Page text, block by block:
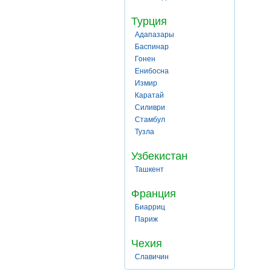
Турция
Адапазары
Баспинар
Гонен
Енибосна
Измир
Каратай
Силиври
Стамбул
Тузла
Узбекистан
Ташкент
Франция
Биарриц
Париж
Чехия
Славичин